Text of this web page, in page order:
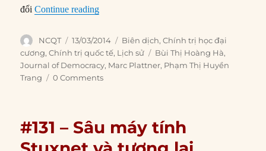
đổiContinue reading“#132 – Quan hệ giữa truyền thông và dân
Author
NCQT
Posted
on
13/03/2014 Categories
Biên dịch,Chính trị học đại
cương,Chính trị quốc tế, Lịch sử Tags
Bùi Thị Hoàng Hà,
Journal of Democracy, Marc Plattner, Phạm Thị Huyền
Trang
0 Comments
#131 – Sâu máy tính